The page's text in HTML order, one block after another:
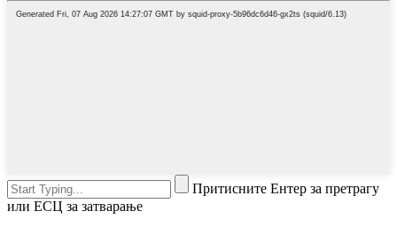
Притисните Ентер за претрагу
или ЕСЦ за затварање